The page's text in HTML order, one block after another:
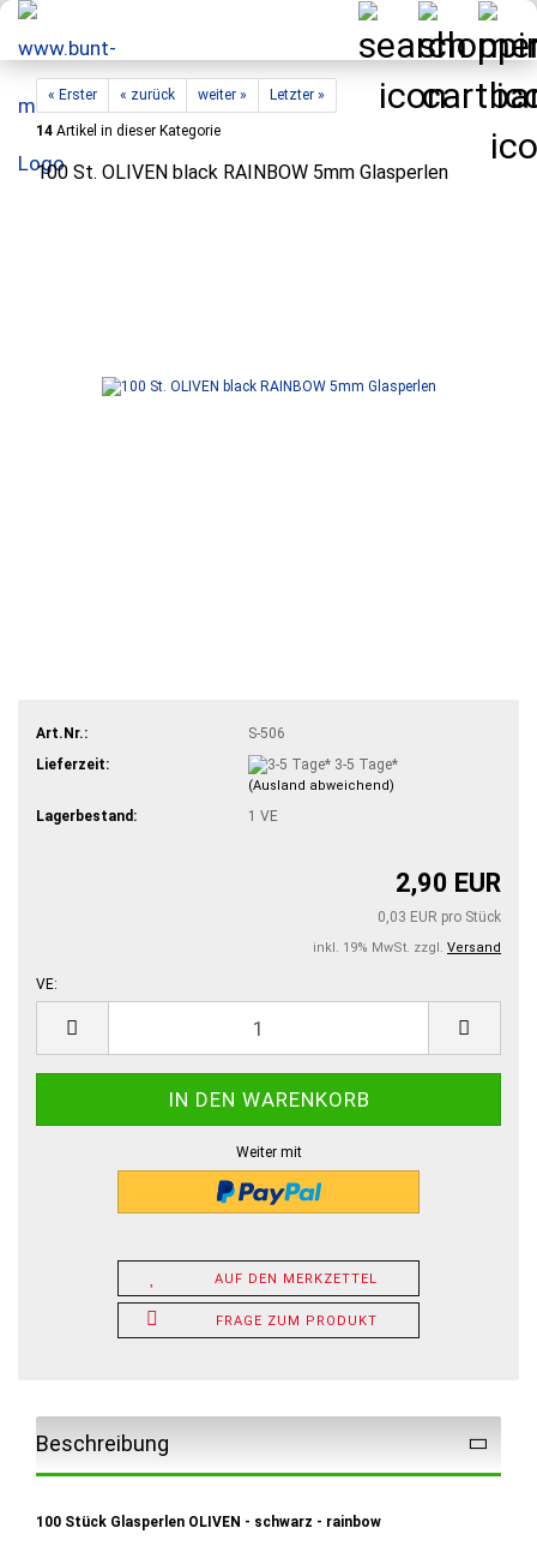
« Erster « zurück weiter » Letzter »
14 Artikel in dieser Kategorie
100 St. OLIVEN black RAINBOW 5mm Glasperlen
Art.Nr.:
S-506
Lieferzeit:
3-5 Tage*
(Ausland abweichend)
Lagerbestand: 1 VE
2,90 EUR
0,03 EUR pro Stück
inkl. 19% MwSt. zzgl. Versand
VE:
Weiter mit
AUF DEN MERKZETTEL
FRAGE ZUM PRODUKT
Beschreibung
100 Stück Glasperlen OLIVEN - schwarz - rainbow